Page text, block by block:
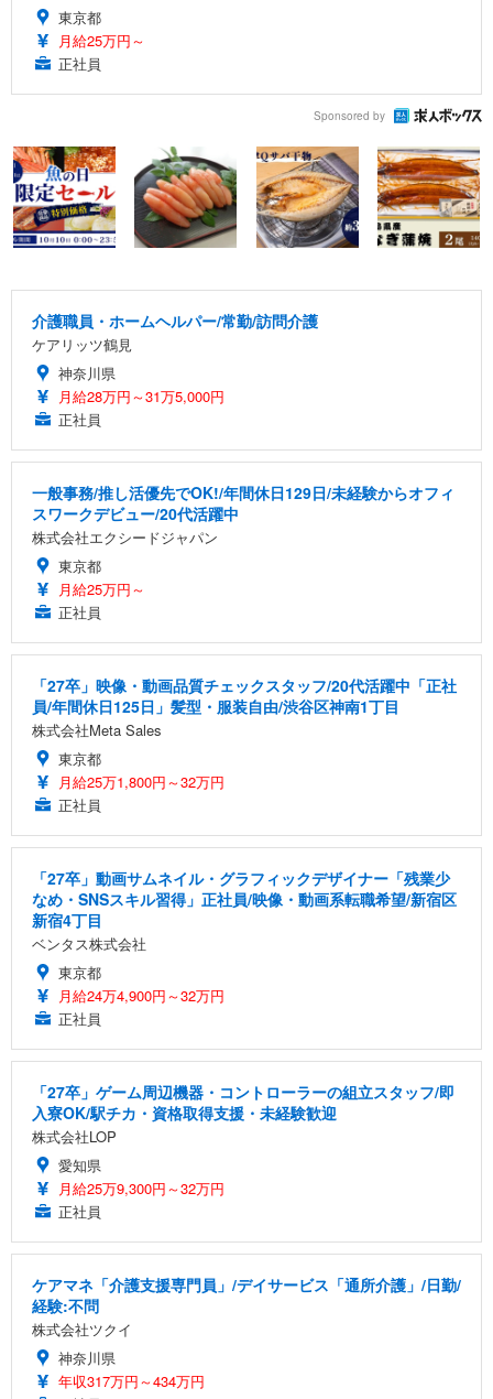
東京都
月給25万円～
正社員
Sponsored by
介護職員・ホームヘルパー/常勤/訪問介護
ケアリッツ鶴見
神奈川県
月給28万円～31万5,000円
正社員
一般事務/推し活優先でOK!/年間休日129日/未経験からオフィ
スワークデビュー/20代活躍中
株式会社エクシードジャパン
東京都
月給25万円～
正社員
「27卒」映像・動画品質チェックスタッフ/20代活躍中「正社
員/年間休日125日」髪型・服装自由/渋谷区神南1丁目
株式会社Meta Sales
東京都
月給25万1,800円～32万円
正社員
「27卒」動画サムネイル・グラフィックデザイナー「残業少
なめ・SNSスキル習得」正社員/映像・動画系転職希望/新宿区
新宿4丁目
ベンタス株式会社
東京都
月給24万4,900円～32万円
正社員
「27卒」ゲーム周辺機器・コントローラーの組立スタッフ/即
入寮OK/駅チカ・資格取得支援・未経験歓迎
株式会社LOP
愛知県
月給25万9,300円～32万円
正社員
ケアマネ「介護支援専門員」/デイサービス「通所介護」/日勤/
経験:不問
株式会社ツクイ
神奈川県
年収317万円～434万円